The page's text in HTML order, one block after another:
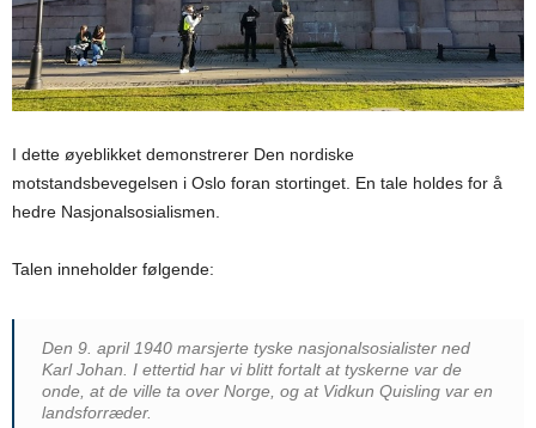
I dette øyeblikket demonstrerer Den nordiske
motstandsbevegelsen i Oslo foran stortinget. En tale holdes for å
hedre Nasjonalsosialismen.
Talen inneholder følgende:
Den 9. april 1940 marsjerte tyske nasjonalsosialister ned
Karl Johan. I ettertid har vi blitt fortalt at tyskerne var de
onde, at de ville ta over Norge, og at Vidkun Quisling var en
landsforræder.